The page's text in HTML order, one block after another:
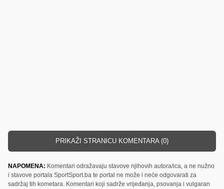
PRIKAŽI STRANICU KOMENTARA (0)
NAPOMENA: Komentari odražavaju stavove njihovih autora/ica, a ne nužno
i stavove portala SportSport.ba te portal ne može i neće odgovarati za
sadržaj tih kometara. Komentari koji sadrže vrijeđanja, psovanja i vulgaran